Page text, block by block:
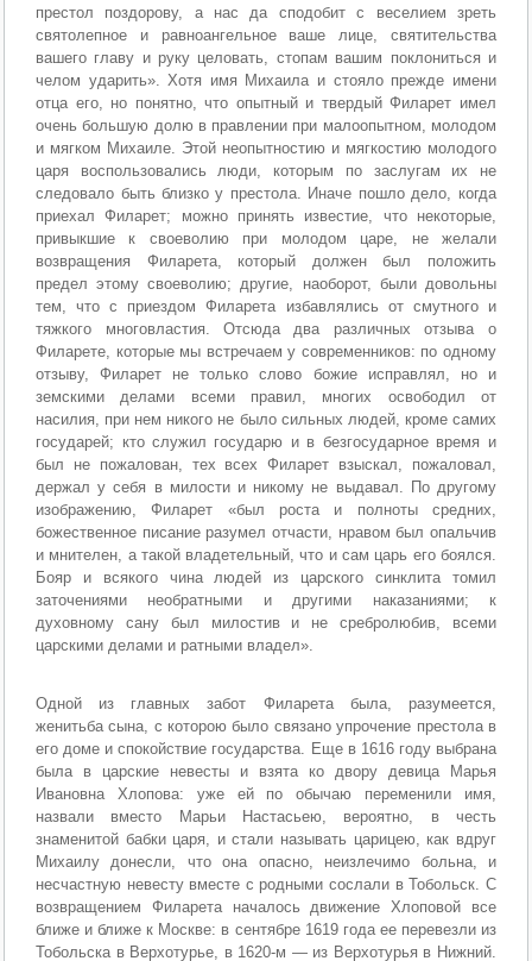
престол поздорову, а нас да сподобит с веселием зреть
святолепное и равноангельное ваше лице, святительства
вашего главу и руку целовать, стопам вашим поклониться и
челом ударить». Хотя имя Михаила и стояло прежде имени
отца его, но понятно, что опытный и твердый Филарет имел
очень большую долю в правлении при малоопытном, молодом
и мягком Михаиле. Этой неопытностию и мягкостию молодого
царя воспользовались люди, которым по заслугам их не
следовало быть близко у престола. Иначе пошло дело, когда
приехал Филарет; можно принять известие, что некоторые,
привыкшие к своеволию при молодом царе, не желали
возвращения Филарета, который должен был положить
предел этому своеволию; другие, наоборот, были довольны
тем, что с приездом Филарета избавлялись от смутного и
тяжкого многовластия. Отсюда два различных отзыва о
Филарете, которые мы встречаем у современников: по одному
отзыву, Филарет не только слово божие исправлял, но и
земскими делами всеми правил, многих освободил от
насилия, при нем никого не было сильных людей, кроме самих
государей; кто служил государю и в безгосударное время и
был не пожалован, тех всех Филарет взыскал, пожаловал,
держал у себя в милости и никому не выдавал. По другому
изображению, Филарет «был роста и полноты средних,
божественное писание разумел отчасти, нравом был опальчив
и мнителен, а такой владетельный, что и сам царь его боялся.
Бояр и всякого чина людей из царского синклита томил
заточениями необратными и другими наказаниями; к
духовному сану был милостив и не сребролюбив, всеми
царскими делами и ратными владел».
Одной из главных забот Филарета была, разумеется,
женитьба сына, с которою было связано упрочение престола в
его доме и спокойствие государства. Еще в 1616 году выбрана
была в царские невесты и взята ко двору девица Марья
Ивановна Хлопова: уже ей по обычаю переменили имя,
назвали вместо Марьи Настасьею, вероятно, в честь
знаменитой бабки царя, и стали называть царицею, как вдруг
Михаилу донесли, что она опасно, неизлечимо больна, и
несчастную невесту вместе с родными сослали в Тобольск. С
возвращением Филарета началось движение Хлоповой все
ближе и ближе к Москве: в сентябре 1619 года ее перевезли из
Тобольска в Верхотурье, в 1620-м — из Верхотурья в Нижний.